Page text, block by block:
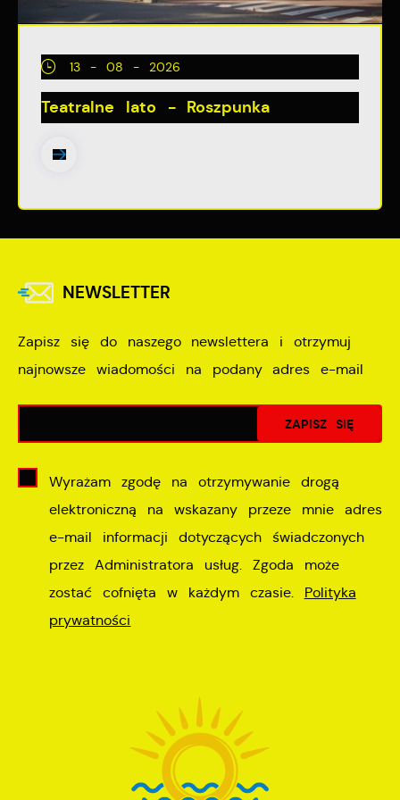
13 - 08 - 2026
Teatralne lato - Roszpunka
NEWSLETTER
Zapisz się do naszego newslettera i otrzymuj
najnowsze wiadomości na podany adres e-mail
Wyrażam zgodę na otrzymywanie drogą
elektroniczną na wskazany przeze mnie adres
e-mail informacji dotyczących świadczonych
przez Administratora usług. Zgoda może
zostać cofnięta w każdym czasie. Polityka
prywatności